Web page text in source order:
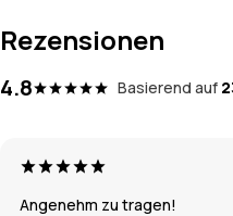
Rezensionen
4.8 Basierend auf
Angenehm zu tragen!